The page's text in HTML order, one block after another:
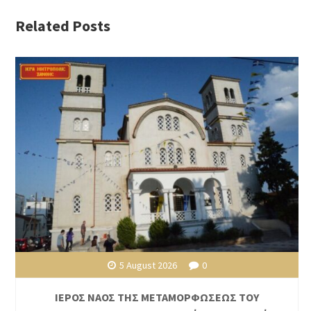
Related Posts
5 August 2026 0
ΙΕΡΟΣ ΝΑΟΣ ΤΗΣ ΜΕΤΑΜΟΡΦΩΣΕΩΣ ΤΟΥ